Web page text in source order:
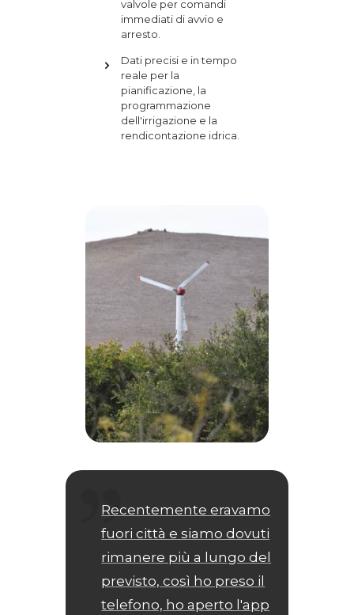
valvole per comandi
immediati di avvio e
arresto.
Dati precisi e in tempo
reale per la
pianificazione, la
programmazione
dell'irrigazione e la
rendicontazione idrica.
Recentemente eravamo
fuori città e siamo dovuti
rimanere più a lungo del
previsto, così ho preso il
telefono, ho aperto l'app